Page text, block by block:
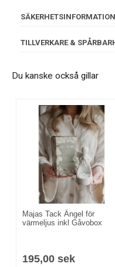
SÄKERHETSINFORMATION
TILLVERKARE &
Du kanske också gillar
Majas Tack Ängel för
värmeljus inkl Gåvobox
195,00 sek